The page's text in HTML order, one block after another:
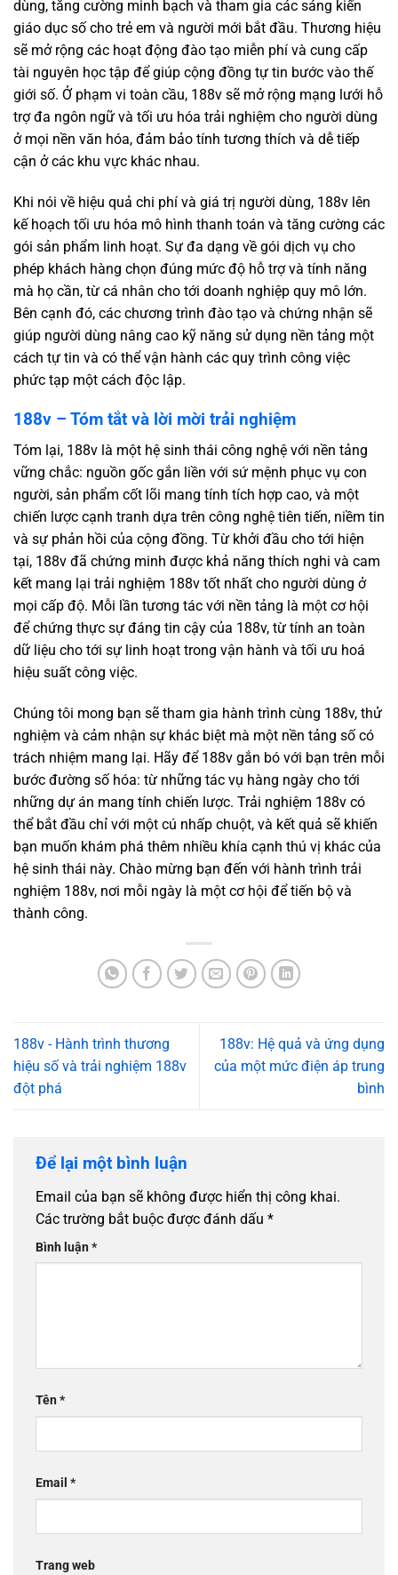
dùng, tăng cường minh bạch và tham gia các sáng kiến
giáo dục số cho trẻ em và người mới bắt đầu. Thương hiệu
sẽ mở rộng các hoạt động đào tạo miễn phí và cung cấp
tài nguyên học tập để giúp cộng đồng tự tin bước vào thế
giới số. Ở phạm vi toàn cầu, 188v sẽ mở rộng mạng lưới hỗ
trợ đa ngôn ngữ và tối ưu hóa trải nghiệm cho người dùng
ở mọi nền văn hóa, đảm bảo tính tương thích và dễ tiếp
cận ở các khu vực khác nhau.
Khi nói về hiệu quả chi phí và giá trị người dùng, 188v lên
kế hoạch tối ưu hóa mô hình thanh toán và tăng cường các
gói sản phẩm linh hoạt. Sự đa dạng về gói dịch vụ cho
phép khách hàng chọn đúng mức độ hỗ trợ và tính năng
mà họ cần, từ cá nhân cho tới doanh nghiệp quy mô lớn.
Bên cạnh đó, các chương trình đào tạo và chứng nhận sẽ
giúp người dùng nâng cao kỹ năng sử dụng nền tảng một
cách tự tin và có thể vận hành các quy trình công việc
phức tạp một cách độc lập.
188v – Tóm tắt và lời mời trải nghiệm
Tóm lại, 188v là một hệ sinh thái công nghệ với nền tảng
vững chắc: nguồn gốc gắn liền với sứ mệnh phục vụ con
người, sản phẩm cốt lõi mang tính tích hợp cao, và một
chiến lược cạnh tranh dựa trên công nghệ tiên tiến, niềm tin
và sự phản hồi của cộng đồng. Từ khởi đầu cho tới hiện
tại, 188v đã chứng minh được khả năng thích nghi và cam
kết mang lại trải nghiệm 188v tốt nhất cho người dùng ở
mọi cấp độ. Mỗi lần tương tác với nền tảng là một cơ hội
để chứng thực sự đáng tin cậy của 188v, từ tính an toàn
dữ liệu cho tới sự linh hoạt trong vận hành và tối ưu hoá
hiệu suất công việc.
Chúng tôi mong bạn sẽ tham gia hành trình cùng 188v, thử
nghiệm và cảm nhận sự khác biệt mà một nền tảng số có
trách nhiệm mang lại. Hãy để 188v gắn bó với bạn trên mỗi
bước đường số hóa: từ những tác vụ hàng ngày cho tới
những dự án mang tính chiến lược. Trải nghiệm 188v có
thể bắt đầu chỉ với một cú nhấp chuột, và kết quả sẽ khiến
bạn muốn khám phá thêm nhiều khía cạnh thú vị khác của
hệ sinh thái này. Chào mừng bạn đến với hành trình trải
nghiệm 188v, nơi mỗi ngày là một cơ hội để tiến bộ và
thành công.
188v - Hành trình thương
hiệu số và trải nghiệm 188v
đột phá
188v: Hệ quả và ứng dụng
của một mức điện áp trung
bình
Để lại một bình luận
Email của bạn sẽ không được hiển thị công khai.
Các trường bắt buộc được đánh dấu *
Bình luận*
Tên*
Email *
Trang web